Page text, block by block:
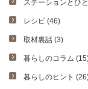
ステーションとひ
レシピ (46)
取材裏話 (3)
暮らしのコラム
暮らしのヒント